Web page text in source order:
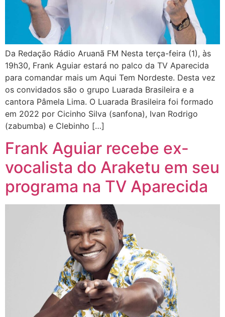
Da Redação Rádio Aruanã FM Nesta terça-feira (1), às
19h30, Frank Aguiar estará no palco da TV Aparecida
para comandar mais um Aqui Tem Nordeste. Desta vez
os convidados são o grupo Luarada Brasileira e a
cantora Pâmela Lima. O Luarada Brasileira foi formado
em 2022 por Cicinho Silva (sanfona), Ivan Rodrigo
(zabumba) e Clebinho […]
Frank Aguiar recebe ex-
vocalista do Araketu em seu
programa na TV Aparecida